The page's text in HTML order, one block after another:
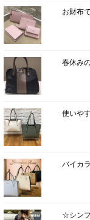
お財布
春休み
使いや
バイカ
☆シン